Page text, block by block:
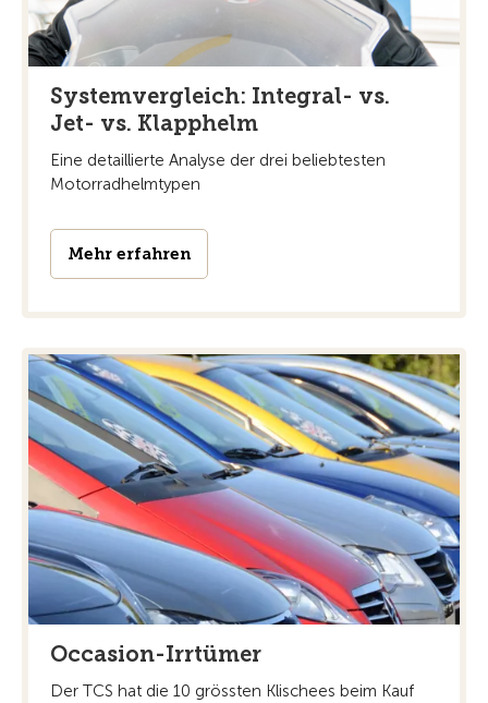
Systemvergleich: Integral- vs.
Jet- vs. Klapphelm
Eine detaillierte Analyse der drei beliebtesten
Motorradhelmtypen
Mehr erfahren
Occasion-Irrtümer
Der TCS hat die 10 grössten Klischees beim Kauf